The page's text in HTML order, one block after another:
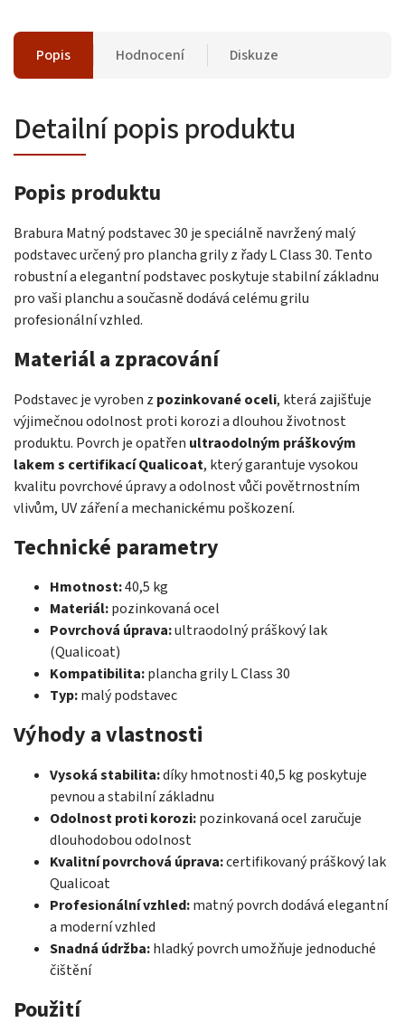
Popis Hodnocení Diskuze
Detailní popis produktu
Popis produktu
Brabura Matný podstavec 30 je speciálně navržený malý
podstavec určený pro plancha grily z řady L Class 30. Tento
robustní a elegantní podstavec poskytuje stabilní základnu
pro vaši planchu a současně dodává celému grilu
profesionální vzhled.
Materiál a zpracování
Podstavec je vyroben z pozinkované oceli, která zajišťuje
výjimečnou odolnost proti korozi a dlouhou životnost
produktu. Povrch je opatřen ultraodolným práškovým
lakem s certifikací Qualicoat, který garantuje vysokou
kvalitu povrchové úpravy a odolnost vůči povětrnostním
vlivům, UV záření a mechanickému poškození.
Technické parametry
Hmotnost:40,5 kg
Materiál:pozinkovaná ocel
Povrchová úprava:ultraodolný práškový lak
(Qualicoat)
Kompatibilita:plancha grily L Class 30
Typ:malý podstavec
Výhody a vlastnosti
Vysoká stabilita:díky hmotnosti 40,5 kg poskytuje
pevnou a stabilní základnu
Odolnost proti korozi:pozinkovaná ocel zaručuje
dlouhodobou odolnost
Kvalitní povrchová úprava:certifikovaný práškový lak
Qualicoat
Profesionální vzhled:matný povrch dodává elegantní
a moderní vzhled
Snadná údržba:hladký povrch umožňuje jednoduché
čištění
Použití